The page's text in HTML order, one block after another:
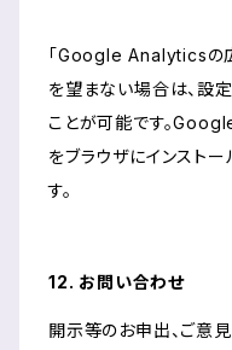
「Google Analyticsの
を望まない場合は、設
ことが可能です。
をブラウザにインスト
す。
12. お問い合わせ
開示等のお申出、ご意